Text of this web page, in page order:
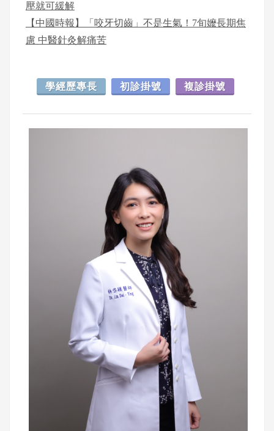
壓就可緩解
【中國時報】「咬牙切齒」不是生氣！7旬嬤長期焦
慮 中醫針灸解痛苦
學經歷專長 初診掛號 複診掛號